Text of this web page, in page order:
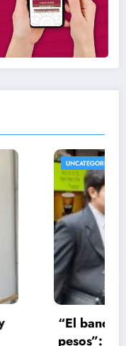
es de 500
a tienditas